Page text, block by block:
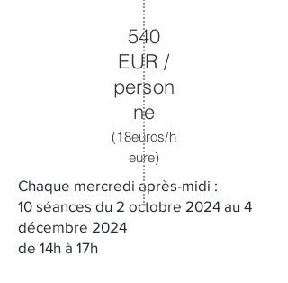
540
EUR /
person
ne
(18euros/h
eure)
Chaque mercredi après-midi :
10 séances du 2 octobre 2024 au 4
décembre 2024
de 14h à 17h